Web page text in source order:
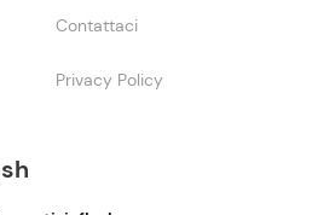
Contattaci
Privacy Policy